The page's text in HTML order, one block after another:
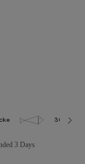
30.0 bar